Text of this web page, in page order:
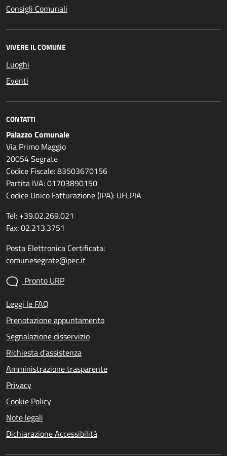
Consigli Comunali
VIVERE IL COMUNE
Luoghi
Eventi
CONTATTI
Palazzo Comunale
Via Primo Maggio
20054 Segrate
Codice Fiscale: 83503670156
Partita IVA: 01703890150
Codice Unico Fatturazione (IPA): UFLPIA
Tel: +39.02.269.021
Fax: 02.213.3751
Posta Elettronica Certificata:
comunesegrate@pec.it
Pronto URP
Leggi le FAQ
Prenotazione appuntamento
Segnalazione disservizio
Richiesta d'assistenza
Amministrazione trasparente
Privacy
Cookie Policy
Note legali
Dichiarazione Accessibilità